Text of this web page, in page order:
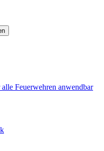
Feuerwehren anwendbar